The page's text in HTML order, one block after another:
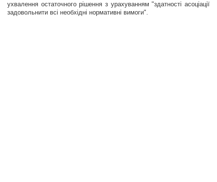
ухвалення остаточного рішення з урахуванням "здатності асоціації
задовольнити всі необхідні нормативні вимоги".